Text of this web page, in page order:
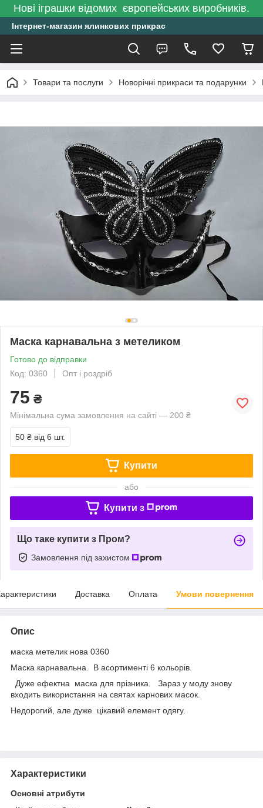
Нові іграшки відомих європейських виробників.
Інтернет-магазин ялинкових прикрас
Товари та послуги Новорічні прикраси та подарунки
Маска карнавальна з метеликом
Готово до відправки
Код: 0360
Опт і роздріб
75 ₴
Мінімальна сума замовлення на сайті — 200 ₴
50 ₴ від 6 шт.
Купити
або
Купити з
Що таке купити з Пром?
Замовлення під захистом
Доставка Оплата Умови повернення
Опис
маска метелик нова 0360
Маска карнавальна. В асортименті 6 кольорів.
Дуже ефектна маска для прізника. Зараз у моду знову
входить використання на святах карнових масок.
Недорогий, але дуже цікавий елемент одягу.
Характеристики
Основні атрибути